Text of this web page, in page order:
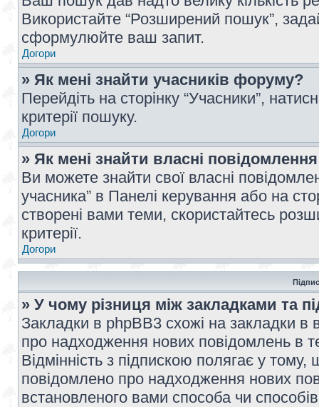
Використайте “Розширений пошук”,
сформулюйте ваш запит.
Догори
» Як мені знайти учасників форуму?
Перейдіть на сторінку “Учасники”,
критерії пошуку.
Догори
» Як мені знайти власні
Ви можете знайти свої власні
учасника” в Панелі керування або на
створені вами теми, скористайтесь
критерії.
Догори
» У чому різниця між закладками та
Закладки в phpBB3 схожі на закладки
про надходження нових повідомлень в
Відмінність з підпискою полягає у
повідомлено про надходження нових
встановленого вами способа чи